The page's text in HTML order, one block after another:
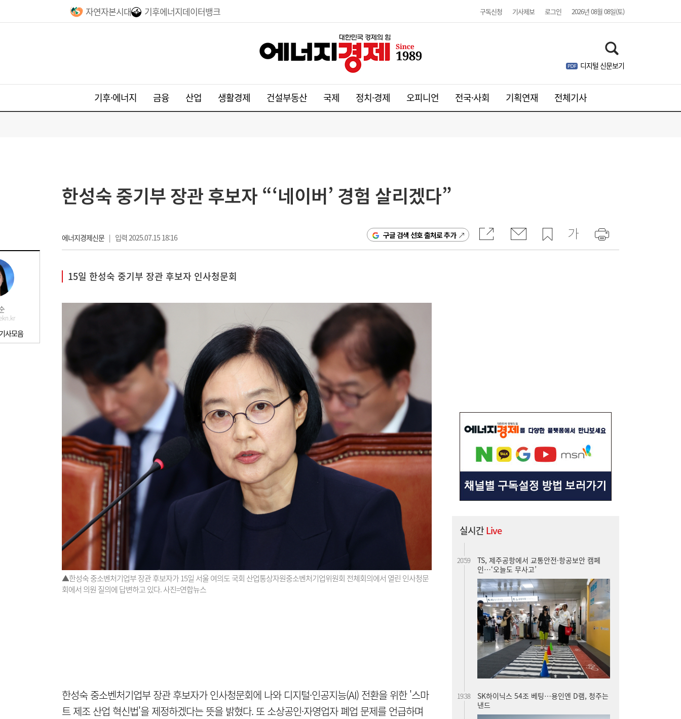
자연자본시대 기후에너지데이터뱅크 구독신청 기사제보 로그인 2026년 08월 08일(토)
디지털 신문보기
기후·에너지 금융 산업 생활경제 건설부동산 국제 정치·경제 오피니언 전국·사회 기획연재 전체기사
사모음
한성숙 중기부 장관 후보자 “‘네이버’ 경험 살리겠다”
에너지경제신문| 입력 2025.07.15 18:16 구글 검색 선호 출처로 추가
15일 한성숙 중기부 장관 후보자 인사청문회
▲한성숙 중소벤처기업부 장관 후보자가 15일 서울 여의도 국회 산업통상자원중소벤처기업위원회 전체회의에서 열린 인사청문
회에서 의원 질의에 답변하고 있다. 사진=연합뉴스
한성숙 중소벤처기업부 장관 후보자가 인사청문회에 나와 디지털·인공지능(AI) 전환을 위한 '스마
트 제조 산업 혁신법'을 제정하겠다는 뜻을 밝혔다. 또 소상공인·자영업자 폐업 문제를 언급하며
실시간Live
서울시 “정비사업 31만가구 착공해도 이주대
란 없다”…정부에 규제완화 촉구
인…‘오늘도 무사고’
낸드